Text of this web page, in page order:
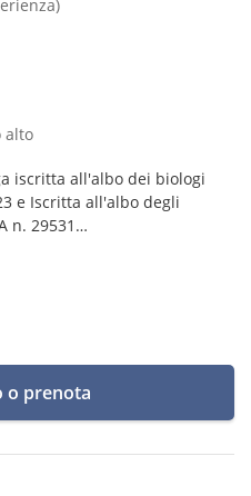
alto
iscritta all'albo dei biologi
e Iscritta all'albo degli
n. 29531
o prenota